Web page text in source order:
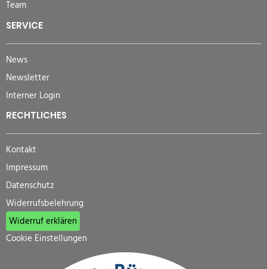
Team
SERVICE
News
Newsletter
Interner Login
RECHTLICHES
Kontakt
Impressum
Datenschutz
Widerrufsbelehrung
Widerruf erklären
Cookie Einstellungen